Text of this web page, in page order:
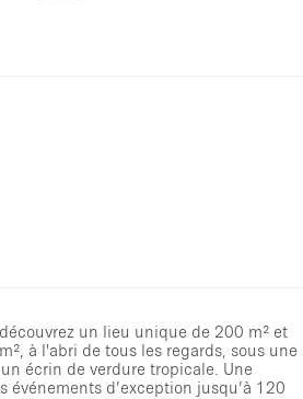
un lieu unique de 200 m² et
à l'abri de tous les regards, sous une
écrin de verdure tropicale. Une
événements d’exception jusqu’à 120